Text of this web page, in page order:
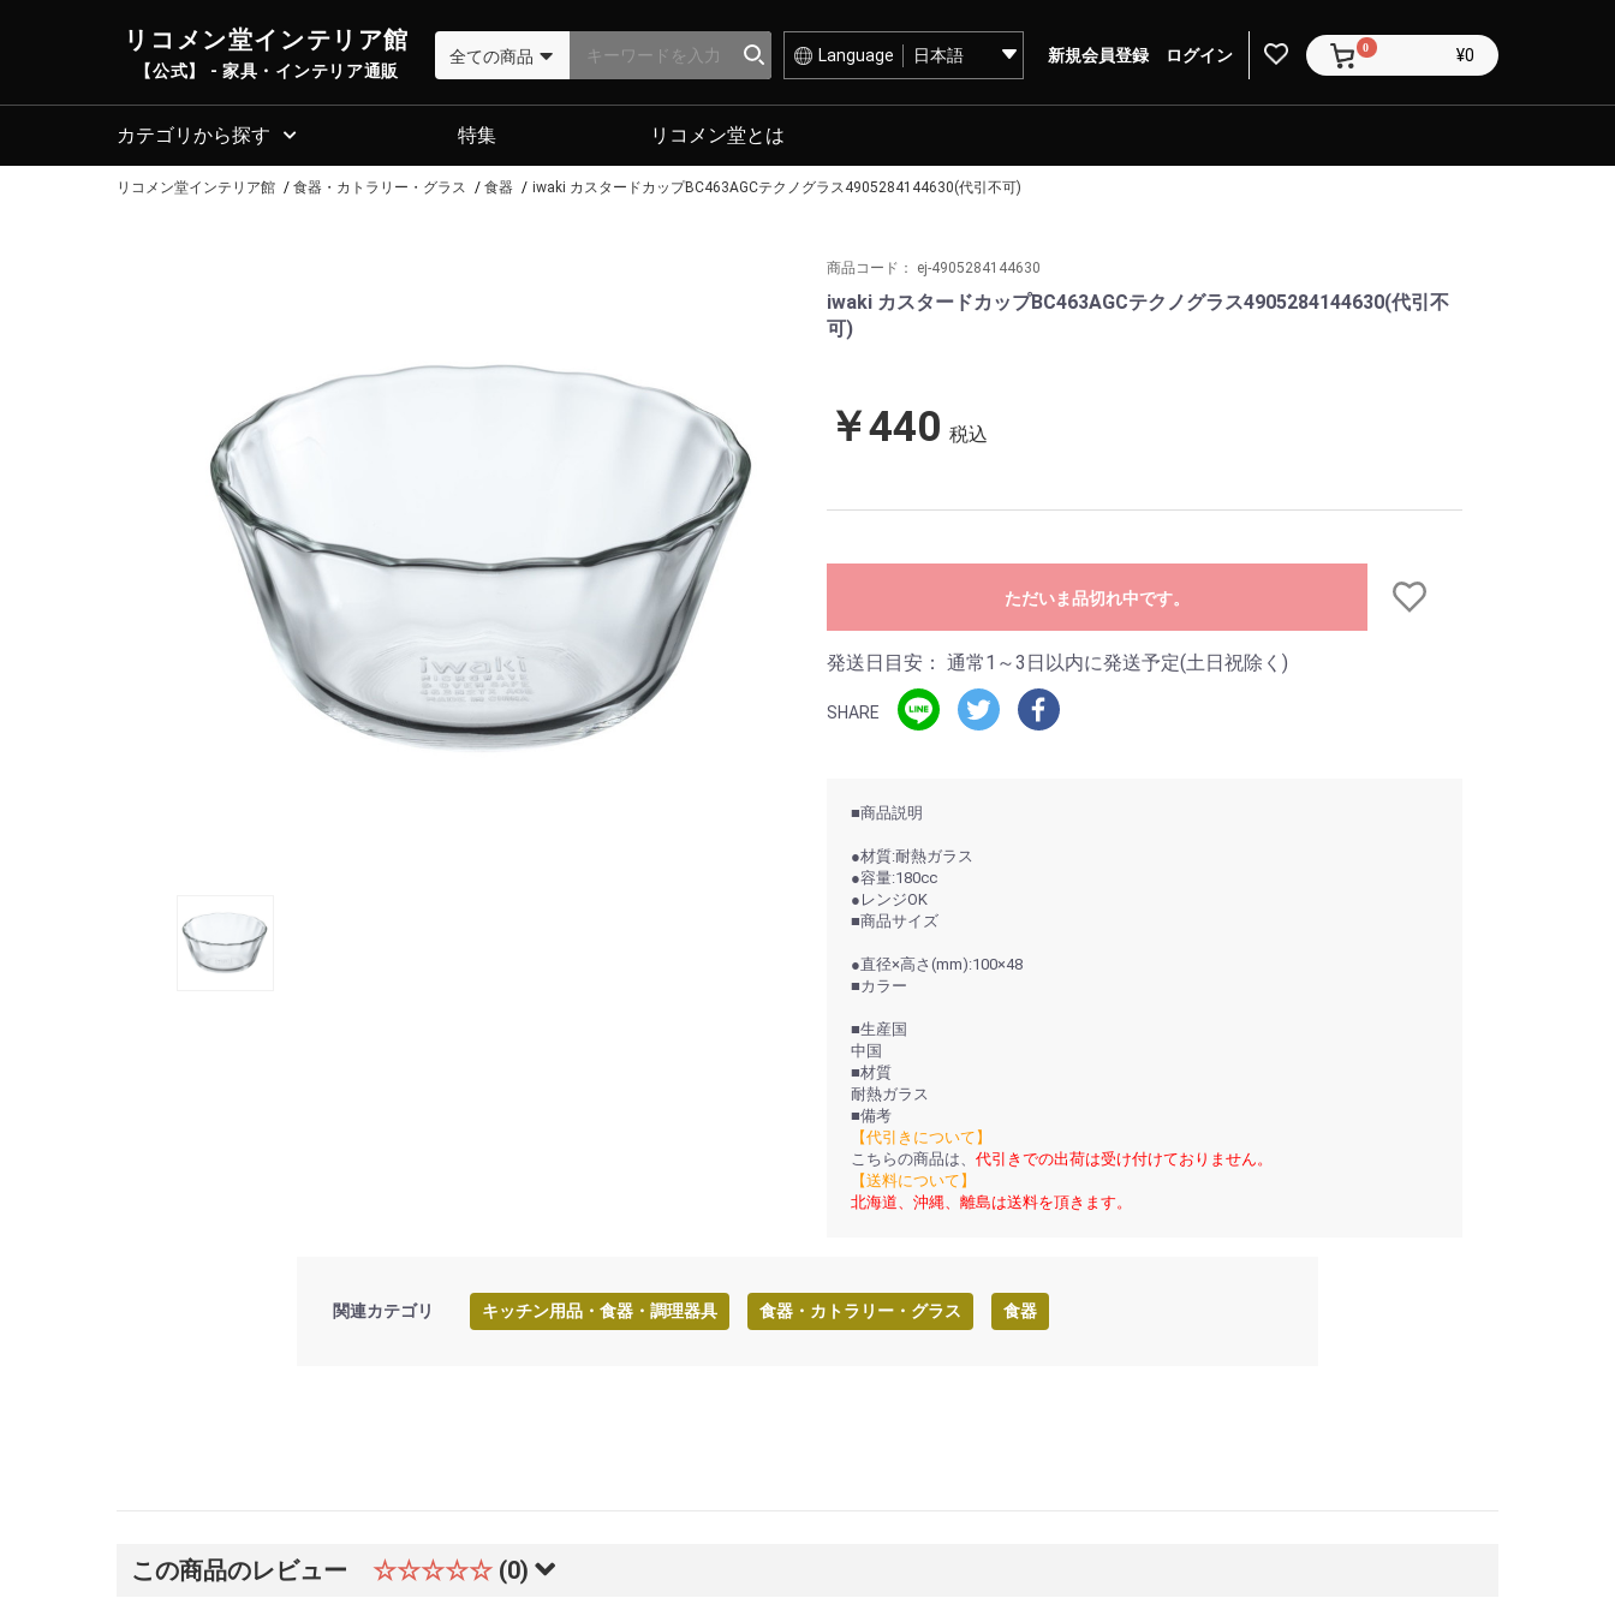
リコメン堂インテリア館
【公式】 - 家具・インテリア通販
Language 新規会員登録 ログイン 0 ¥0
カテゴリから探す 特集 リコメン堂とは
リコメン堂インテリア館 食器・カトラリー・グラス 食器 iwaki カスタードカップBC463AGCテクノグラス4905284144630(代引不可)
商品コード： ej-4905284144630
iwaki カスタードカップBC463AGCテクノグラス4905284144630(代引不
可)
￥440 税込
ただいま品切れ中です。
発送日目安： 通常1～3日以内に発送予定(土日祝除く)
SHARE
■商品説明
●材質:耐熱ガラス
●容量:180cc
●レンジOK
■商品サイズ
●直径×高さ(mm):100×48
■カラー
■生産国
中国
■材質
耐熱ガラス
■備考
【代引きについて】
こちらの商品は、 代引きでの出荷は受け付けておりません。
【送料について】
北海道、沖縄、離島は送料を頂きます。
関連カテゴリ キッチン用品・食器・調理器具 食器・カトラリー・グラス 食器
この商品のレビュー ☆☆☆☆☆ (0)